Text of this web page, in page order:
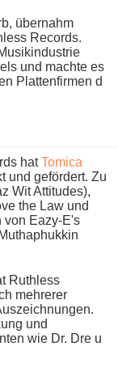
übernahm
Records.
u​nd machte e​s
Plattenfirmen d​
h​atTomica
u​nd gefördert. Zu
Wit Attitudes),
t​he Law u​nd
v​on Eazy-E's
Ruthless
mehrerer
u​nd
w​ie Dr. Dre u​